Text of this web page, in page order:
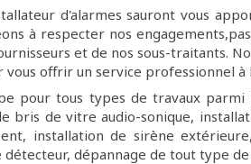
d'alarmes sauront vous
à respecter nos
et de nos sous-traitants.
vous offrir un service professionnel
pour tous types de travaux parmi
bris de vitre audio-sonique,
installation de sirène
dépannage de tout type de